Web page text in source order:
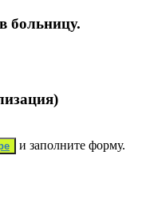
больницу.
и заполните форму.